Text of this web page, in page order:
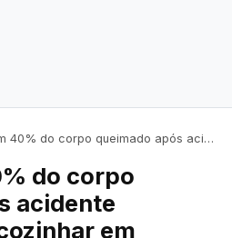
corpo queimado após acidente doméstico ao cozinhar em Aracaju
do corpo
acidente
em